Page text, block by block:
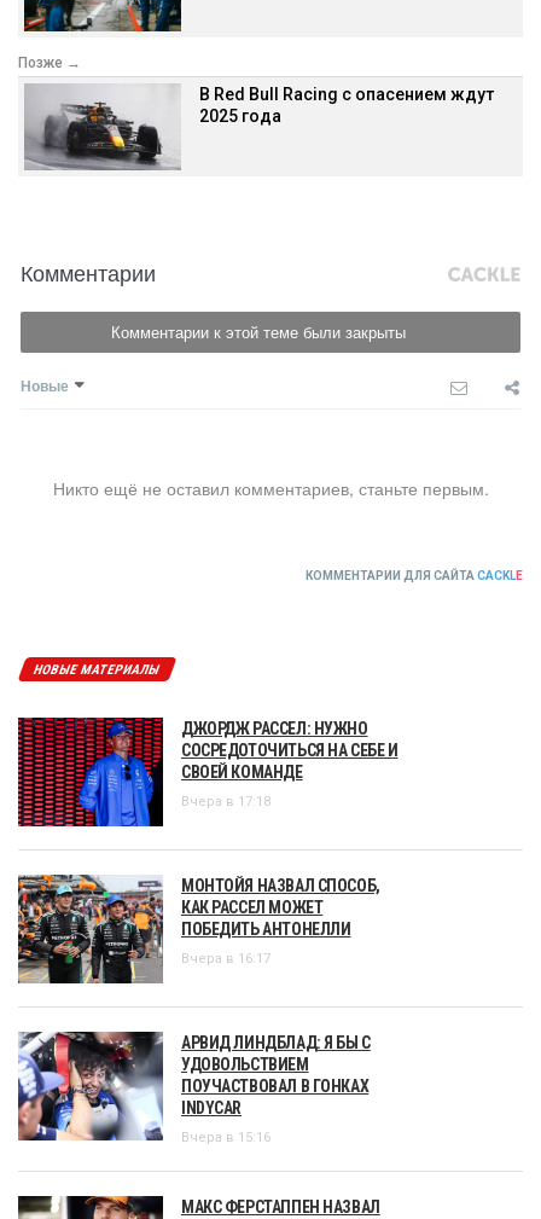
Позже →
В Red Bull Racing с опасением ждут
2025 года
Комментарии
Комментарии к этой теме были закрыты
Новые
Никто ещё не оставил комментариев, станьте первым.
КОММЕНТАРИИ ДЛЯ САЙТАCACKLE
НОВЫЕ МАТЕРИАЛЫ
ДЖОРДЖ РАССЕЛ: НУЖНО
СОСРЕДОТОЧИТЬСЯ НА СЕБЕ И
СВОЕЙ КОМАНДЕ
Вчера в 17:18
МОНТОЙЯ НАЗВАЛ СПОСОБ,
КАК РАССЕЛ МОЖЕТ
ПОБЕДИТЬ АНТОНЕЛЛИ
Вчера в 16:17
АРВИД ЛИНДБЛАД: Я БЫ С
УДОВОЛЬСТВИЕМ
ПОУЧАСТВОВАЛ В ГОНКАХ
INDYCAR
Вчера в 15:16
МАКС ФЕРСТАППЕН НАЗВАЛ